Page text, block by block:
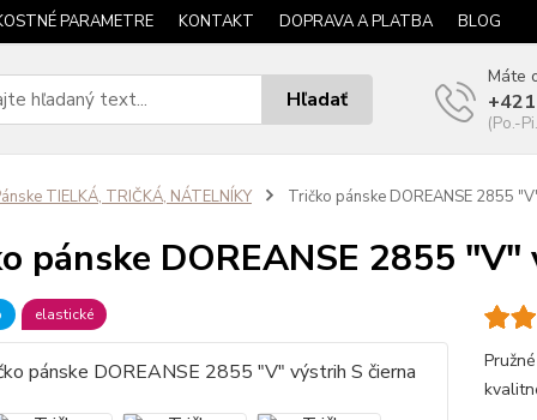
PARAMETRE KONTAKT DOPRAVA A PLATBA BLOG
Hľadať
Máte
(Po.-
TIELKÁ, TRIČKÁ, NÁTELNÍKY Tričko pánske DOREANSE 2855
pánske DOREANSE 2855
elastické